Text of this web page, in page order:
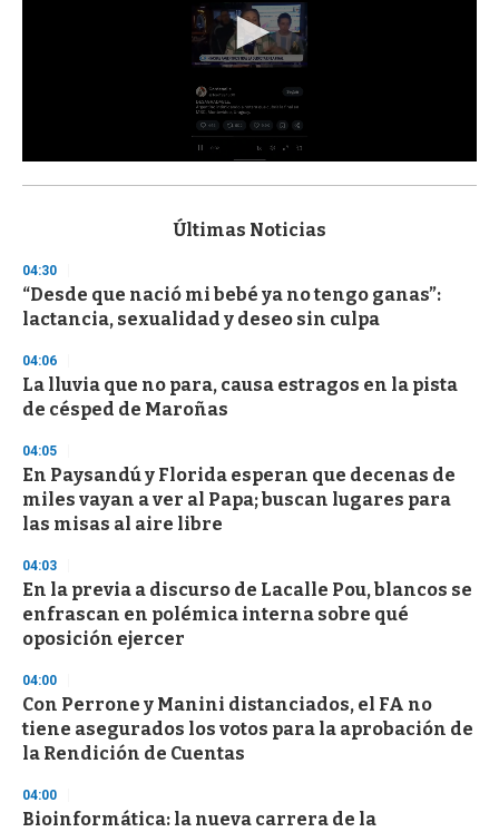
s
d
s
o
f
3
s
e
c
n
d
Últimas Noticias
04:30
“Desde que nació mi bebé ya no tengo ganas”:
lactancia, sexualidad y deseo sin culpa
04:06
La lluvia que no para, causa estragos en la pista
de césped de Maroñas
04:05
En Paysandú y Florida esperan que decenas de
miles vayan a ver al Papa; buscan lugares para
las misas al aire libre
04:03
En la previa a discurso de Lacalle Pou, blancos se
enfrascan en polémica interna sobre qué
oposición ejercer
04:00
Con Perrone y Manini distanciados, el FA no
tiene asegurados los votos para la aprobación de
la Rendición de Cuentas
04:00
Bioinformática: la nueva carrera de la